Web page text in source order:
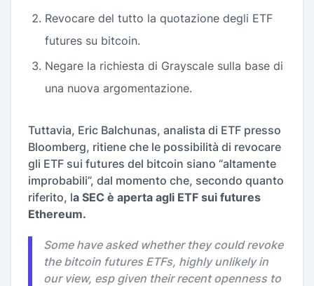
Revocare del tutto la quotazione degli ETF
futures su bitcoin.
Negare la richiesta di Grayscale sulla base di
una nuova argomentazione.
Tuttavia, Eric Balchunas, analista di ETF presso
Bloomberg, ritiene che le possibilità di revocare
gli ETF sui futures del bitcoin siano “altamente
improbabili”, dal momento che, secondo quanto
riferito, la SEC è aperta agli ETF sui futures
Ethereum.
Some have asked whether they could revoke
the bitcoin futures ETFs, highly unlikely in
our view, esp given their recent openness to